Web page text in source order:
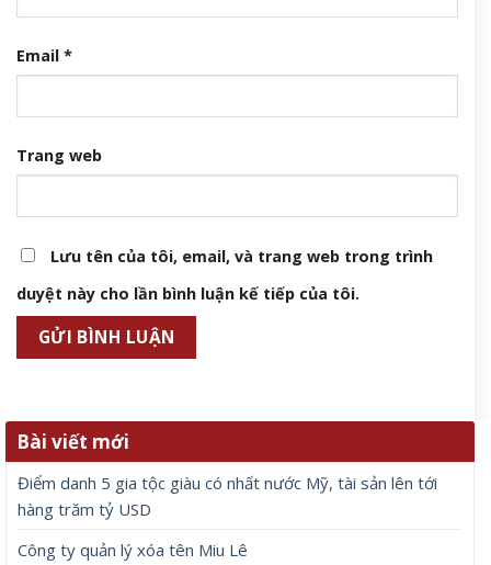
Email *
Trang web
Lưu tên của tôi, email, và trang web trong trình
duyệt này cho lần bình luận kế tiếp của tôi.
Bài viết mới
Điểm danh 5 gia tộc giàu có nhất nước Mỹ, tài sản lên tới
hàng trăm tỷ USD
Công ty quản lý xóa tên Miu Lê